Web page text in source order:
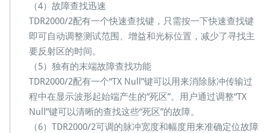
试
仪
报
格
长
度
测
量
（4）故障查找迅速
TDR2000/2配有一个快速查找键，只需按一下快速查找键
即可自动调整测试范围、增益和光标位置，减少了寻找主
要反射区的时间。
（5）独有的末端故障查找功能
TDR2000/2配有一个“TX Null”键可以用来消除脉冲传输过
程中在显示波形起始端产生的“死区”。用户通过调整“TX
Null”键可以清晰的查找这些“死区”的故障。
（6）TDR2000/2可调的脉冲宽度和幅度用来准确定位故障